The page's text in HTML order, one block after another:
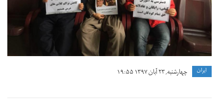
ايران چهارشنبه, ۲۳ آبان ۱۳۹۷ ۱۹:۵۵